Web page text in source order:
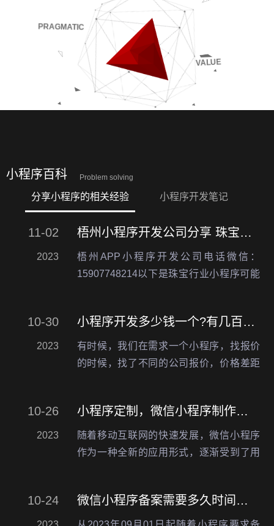
PRAGMATIC
VALUE
小程序百科 Problem solving
分享小程序的相关经验 小程序开发笔记
11-02 梧州小程序开发公司分享 珠宝行业小程序开发详细功能介绍
2023
梧州APP小程序开发公司电话微信：
15907748214以下是珠宝行业小程序可能
商品，包括图片、价格、材质等详细信
息，并可以通…
10-30 小程序开发多少钱一个?有几百的，有几千的，还有几万的，甚至几十万的这是为啥
2023
有时候，我们在需求一个小程序，找报价
的时候，找了不同的公司报价，价格差距
都有，为什么价格差距这么大呢?对于不懂
小程序的人来说，也…
10-26 小程序定制，微信小程序制作开发流程？
2023
随着移动互联网的快速发展，微信小程序
作为一种全新的应用形式，逐渐受到了用
用户提供更好的使用体验，也为企业提供
了更多的商机。因此，越…
10-24 微信小程序备案需要多久时间，备案需注意些什么